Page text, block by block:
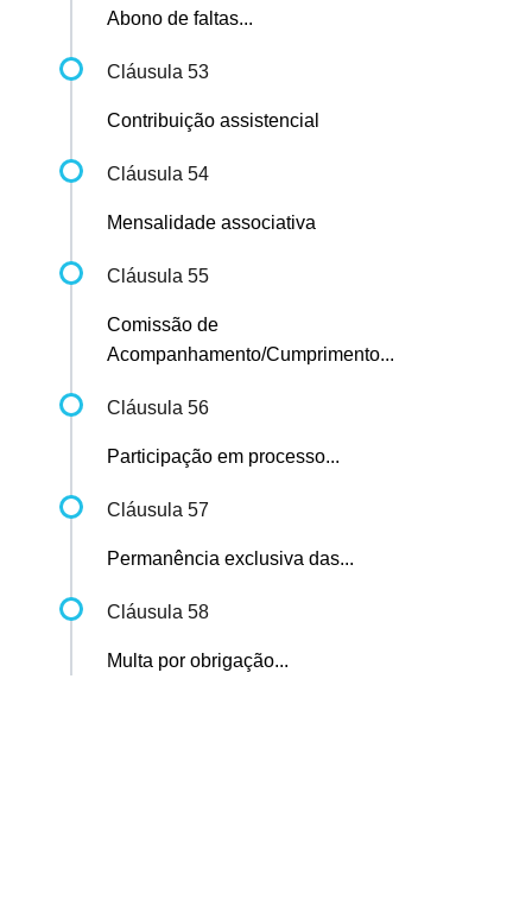
Abono de faltas...
Cláusula 53
Contribuição assistencial
Cláusula 54
Mensalidade associativa
Cláusula 55
Comissão de
Acompanhamento/Cumprimento...
Cláusula 56
Participação em processo...
Cláusula 57
Permanência exclusiva das...
Cláusula 58
Multa por obrigação...